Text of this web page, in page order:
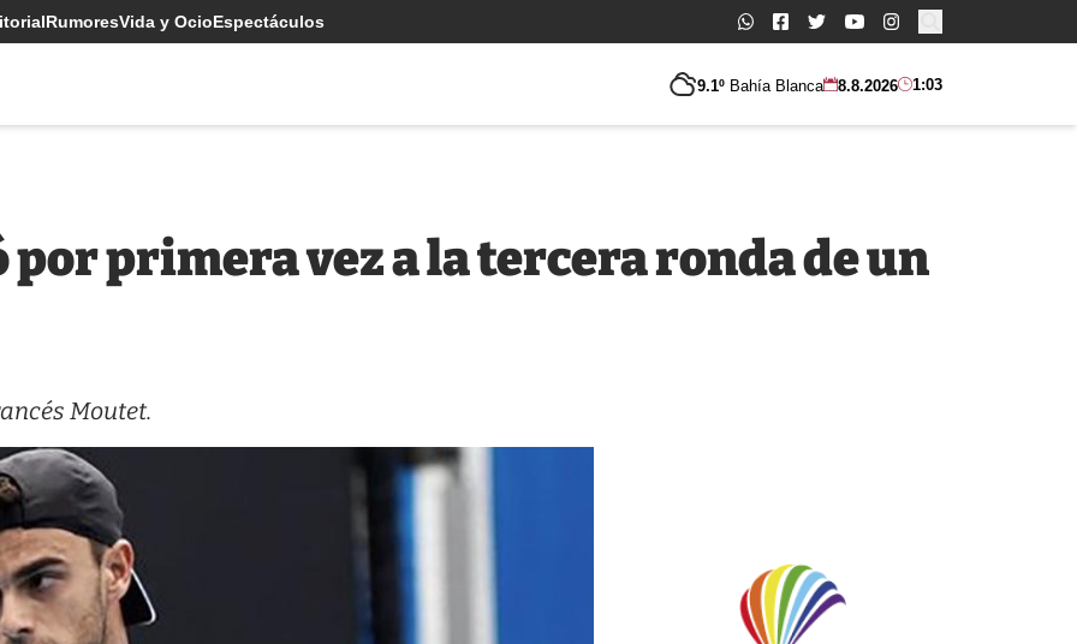
RumoresVida y OcioEspectáculos Buscar:
9.1º Bahía Blanca 8.8.2026 1:03
por primera vez a la tercera ronda de un
Moutet.